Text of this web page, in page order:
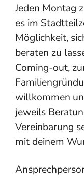
Jeden Montag
es im
Möglichkeit,
beraten zu
Coming-out,
willkommen
jeweils
Vereinbarung
mit deinem